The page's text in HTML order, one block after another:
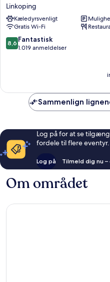
Ekoxen
Linkoping
Linkoping
Kæledyrsvenligt
Gratis Wi-Fi
8.6
ud
anmeldelser
8,6 Fantastisk
1.019 anmeldelser
Sammenlign
Log på for at se
fordele til flere eventyr.
Log på Tilmeld dig nu
Om området